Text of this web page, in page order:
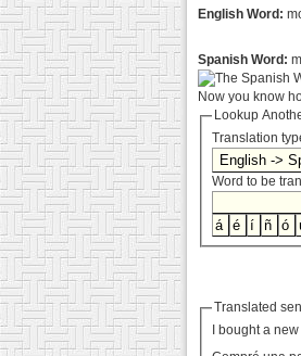
English Word:
Spanish Word:
Now you know
Lookup
Translation
Word to be
Translated
I bought a